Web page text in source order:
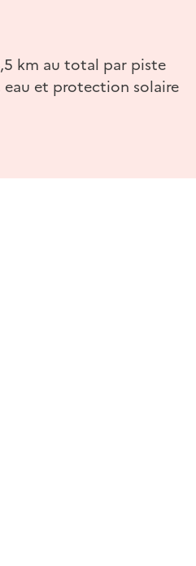
km au total par piste
eau et protection solaire